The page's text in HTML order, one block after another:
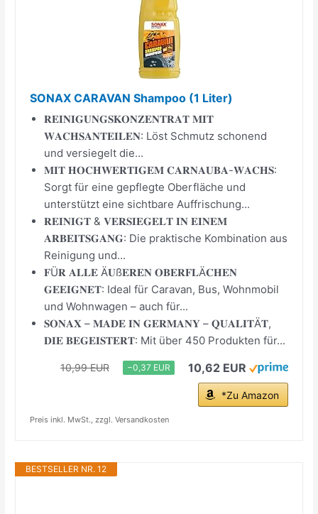
SONAX CARAVAN Shampoo (1 Liter)
𝐑𝐄𝐈𝐍𝐈𝐆𝐔𝐍𝐆𝐒𝐊𝐎𝐍𝐙𝐄𝐍𝐓𝐑𝐀𝐓 𝐌𝐈𝐓
𝐖𝐀𝐂𝐇𝐒𝐀𝐍𝐓𝐄𝐈𝐋𝐄𝐍: Löst Schmutz schonend
und versiegelt die...
𝐌𝐈𝐓 𝐇𝐎𝐂𝐇𝐖𝐄𝐑𝐓𝐈𝐆𝐄𝐌 𝐂𝐀𝐑𝐍𝐀𝐔𝐁𝐀-𝐖𝐀𝐂𝐇𝐒:
Sorgt für eine gepflegte Oberfläche und
unterstützt eine sichtbare Auffrischung...
𝐑𝐄𝐈𝐍𝐈𝐆𝐓 & 𝐕𝐄𝐑𝐒𝐈𝐄𝐆𝐄𝐋𝐓 𝐈𝐍 𝐄𝐈𝐍𝐄𝐌
𝐀𝐑𝐁𝐄𝐈𝐓𝐒𝐆𝐀𝐍𝐆: Die praktische Kombination aus
Reinigung und...
𝐅Ü𝐑 𝐀𝐋𝐋𝐄 Ä𝐔ß𝐄𝐑𝐄𝐍 𝐎𝐁𝐄𝐑𝐅𝐋Ä𝐂𝐇𝐄𝐍
𝐆𝐄𝐄𝐈𝐆𝐍𝐄𝐓: Ideal für Caravan, Bus, Wohnmobil
und Wohnwagen – auch für...
𝐒𝐎𝐍𝐀𝐗 – 𝐌𝐀𝐃𝐄 𝐈𝐍 𝐆𝐄𝐑𝐌𝐀𝐍𝐘 – 𝐐𝐔𝐀𝐋𝐈𝐓Ä𝐓,
𝐃𝐈𝐄 𝐁𝐄𝐆𝐄𝐈𝐒𝐓𝐄𝐑𝐓: Mit über 450 Produkten für...
10,99 EUR −0,37 EUR 10,62 EUR
*Zu Amazon
Preis inkl. MwSt., zzgl. Versandkosten
BESTSELLER NR. 12